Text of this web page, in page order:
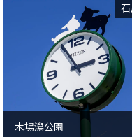
木場潟公園